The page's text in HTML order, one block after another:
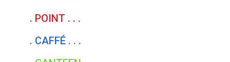
. POINT . . .
. CAFFÉ . . .